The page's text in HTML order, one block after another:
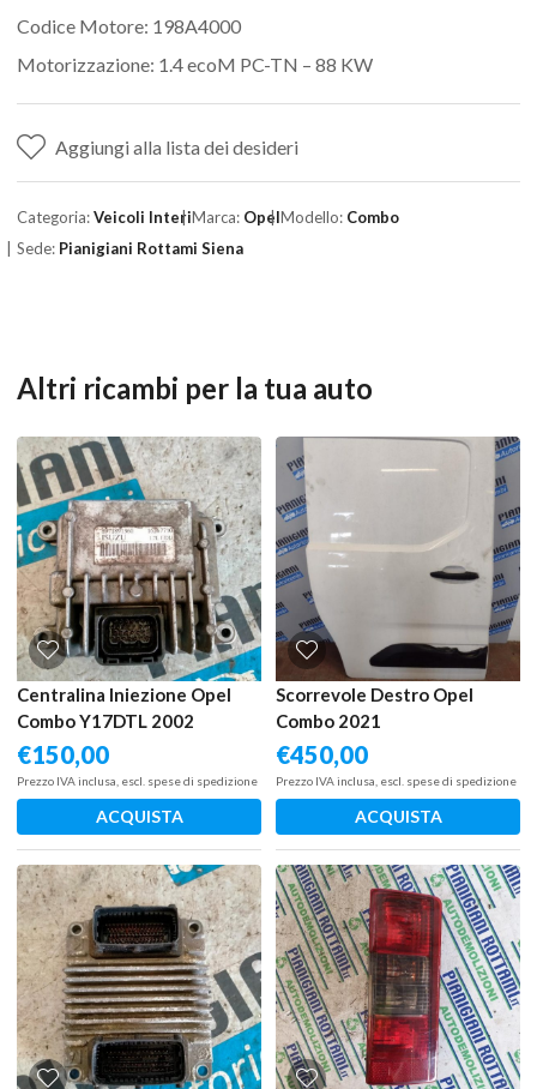
Codice Motore: 198A4000
Motorizzazione: 1.4 ecoM PC-TN – 88 KW
Aggiungi alla lista dei desideri
Categoria:Veicoli InteriMarca: OpelModello: Combo
Sede: Pianigiani Rottami Siena
Altri ricambi per la tua auto
Centralina Iniezione Opel
Combo Y17DTL 2002
€150,00
Prezzo IVA inclusa, escl. spese di spedizione
ACQUISTA
Scorrevole Destro Opel
Combo 2021
€450,00
Prezzo IVA inclusa, escl. spese di spedizione
ACQUISTA